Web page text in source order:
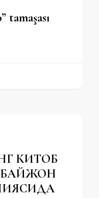
tamaşası
КИТОБ